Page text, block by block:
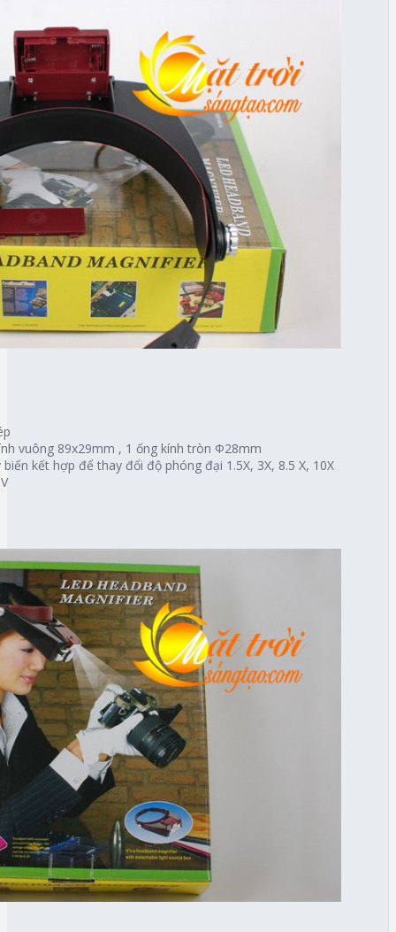
vuông 89x29mm , 1 ống kính tròn Φ28mm
kết hợp để thay đổi độ phóng đại 1.5X, 3X, 8.5 X, 10X